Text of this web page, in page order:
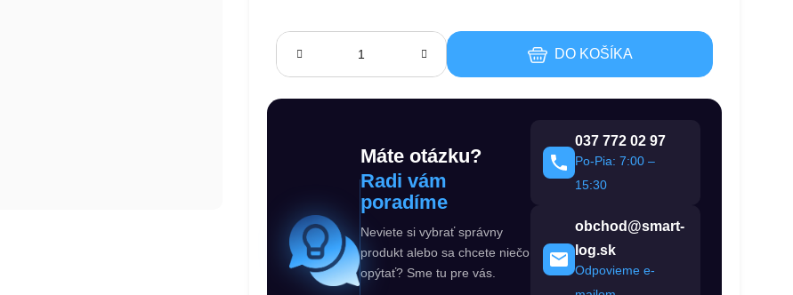
DO KOŠÍKA
Máte otázku?
Radi vám
poradíme
Neviete si vybrať správny
produkt alebo sa chcete niečo
opýtať? Sme tu pre vás.
037 772 02 97
Po-Pia: 7:00 –
15:30
obchod@smart-
log.sk
Odpovieme e-